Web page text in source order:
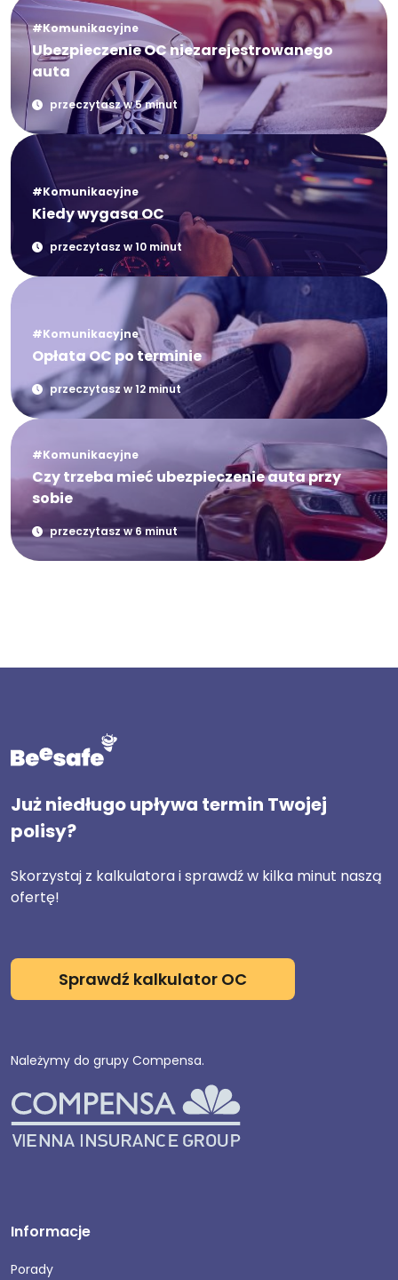
#Komunikacyjne
Ubezpieczenie OC niezarejestrowanego
auta
przeczytasz w 5 minut
#Komunikacyjne
Kiedy wygasa OC
przeczytasz w 10 minut
#Komunikacyjne
Opłata OC po terminie
przeczytasz w 12 minut
#Komunikacyjne
Czy trzeba mieć ubezpieczenie auta przy
sobie
przeczytasz w 6 minut
Już niedługo upływa termin Twojej
polisy?
Skorzystaj z kalkulatora i sprawdź w kilka minut naszą
ofertę!
Sprawdź kalkulator OC
Należymy do grupy Compensa.
Informacje
Porady